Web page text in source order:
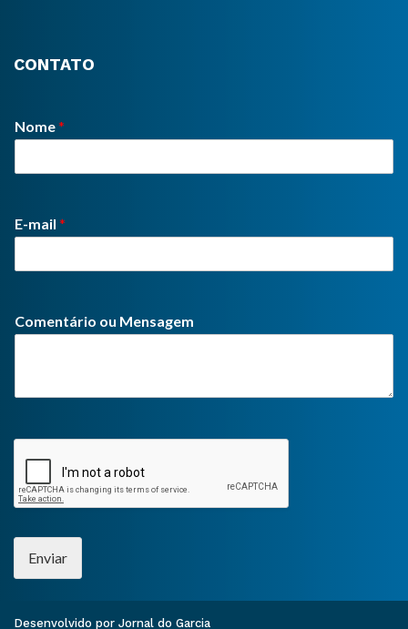
CONTATO
Nome*
E-mail *
Comentário ou Mensagem
Enviar
Desenvolvido por Jornal do Garcia